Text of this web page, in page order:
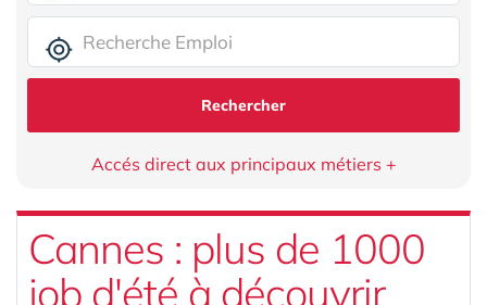
Rechercher
Accés direct aux principaux métiers +
Cannes : plus de 1000
job d'été à découvrir